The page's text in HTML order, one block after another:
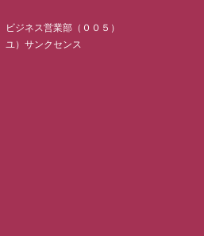
ビジネス営業部（００５）
）サンクセンス